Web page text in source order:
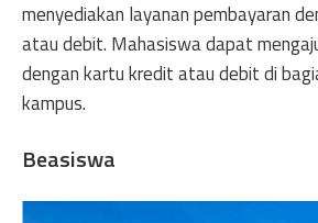
menyediakan layanan pembayaran
atau debit. Mahasiswa dapat
dengan kartu kredit atau debit di
kampus.
Beasiswa